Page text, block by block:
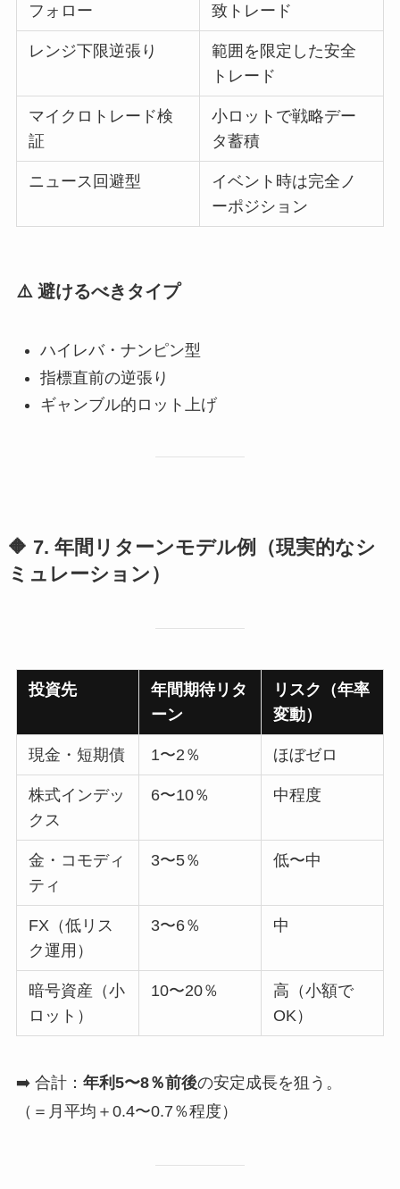
フォロー
致トレード
レンジ下限逆張り
範囲を限定した安全
トレード
マイクロトレード検
証
小ロットで戦略デー
タ蓄積
ニュース回避型
イベント時は完全ノ
ーポジション
⚠️ 避けるべきタイプ
ハイレバ・ナンピン型
指標直前の逆張り
ギャンブル的ロット上げ
🔶 7. 年間リターンモデル例（現実的なシ
ミュレーション）
投資先
年間期待リタ
ーン
リスク（年率
変動）
現金・短期債 1〜2％ ほぼゼロ
株式インデッ
クス
6〜10％ 中程度
金・コモディ
ティ
3〜5％ 低〜中
FX（低リス
ク運用）
3〜6％ 中
暗号資産（小
ロット）
10〜20％
高（小額で
OK）
➡️ 合計： 年利5〜8％前後の安定成長を狙う。
（＝月平均＋0.4〜0.7％程度）